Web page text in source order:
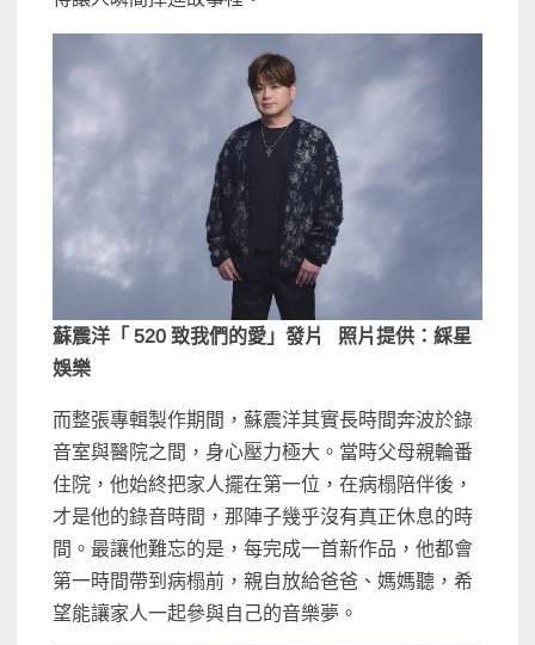
蘇震洋「 520 致我們的愛」發片 照片提供：綵星
娛樂
而整張專輯製作期間，蘇震洋其實長時間奔波於錄
音室與醫院之間，身心壓力極大。當時父母親輪番
住院，他始終把家人擺在第一位，在病榻陪伴後，
才是他的錄音時間，那陣子幾乎沒有真正休息的時
間。最讓他難忘的是，每完成一首新作品，他都會
第一時間帶到病榻前，親自放給爸爸、媽媽聽，希
望能讓家人一起參與自己的音樂夢。